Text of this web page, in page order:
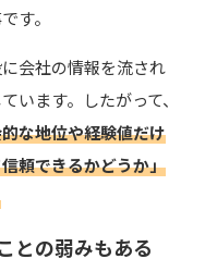
す。
会社の情報を流され
います。 したがって、
な地位や経験値だけ
頼できるかどうか」
との弱みもある